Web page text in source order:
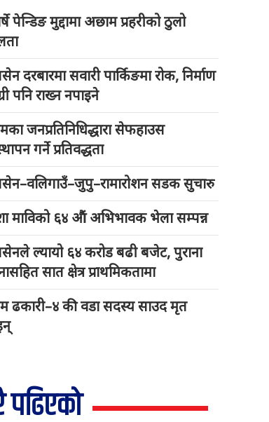
पेन्डिङ मुद्दामा अछाम प्रहरीको ठुलो
दरबारमा सवारी पार्किङमा रोक, निर्माण
पनि राख्न नपाइने
जनप्रतिनिधिद्धारा सेफहाउस
गर्ने प्रतिवद्धता
सडक सुचारु
माविको ६४ औं अभिभावक भेला सम्पन्न
ल्यायो ६४ करोड बढी बजेट, पुराना
सात क्षेत्र प्राथमिकतामा
ढकारी–४ की वडा सदस्य साउद मृत